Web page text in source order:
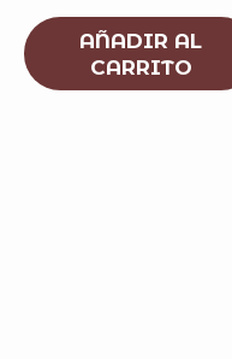
AÑADIR AL
CARRITO